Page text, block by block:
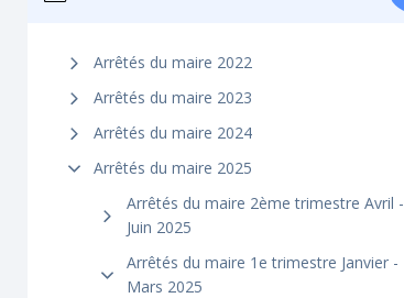
Arrêtés du maire 2022
Arrêtés du maire 2023
Arrêtés du maire 2024
Arrêtés du maire 2025
Arrêtés du maire 2ème trimestre Avril -
Juin 2025
Arrêtés du maire 1e trimestre Janvier -
Mars 2025